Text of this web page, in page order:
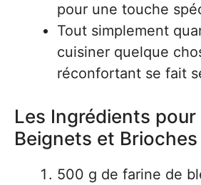
pour une touche
Tout simplement
cuisiner quelque
réconfortant se fait
Les Ingrédients pour
Beignets et
500 g de farine de